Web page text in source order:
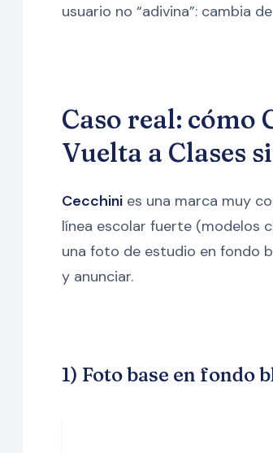
usuario no “adivina”: cambia
Caso real: cómo
Vuelta a Clases
Cecchini es una marca muy
línea escolar fuerte (modelos
una foto de estudio en fondo
y anunciar.
1) Foto base en fondo